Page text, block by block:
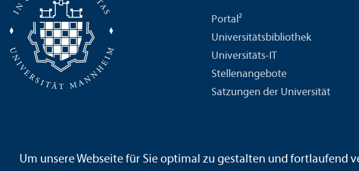
Portal²
Universitäts­bibliothek
Universitäts-IT
Stellenangebote
Satzungen der Universität
Um unsere Webseite für Sie optimal zu gestalten und fortlaufend